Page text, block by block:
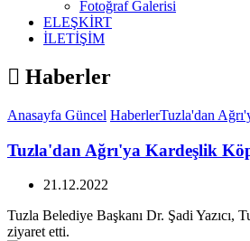
Fotoğraf Galerisi
ELEŞKİRT
İLETİŞİM
Haberler
Anasayfa Güncel HaberlerTuzla'dan
Tuzla'dan Ağrı'ya Kardeşlik
21.12.2022
Tuzla Belediye Başkanı Dr. Şadi Yazıcı,
ziyaret etti.